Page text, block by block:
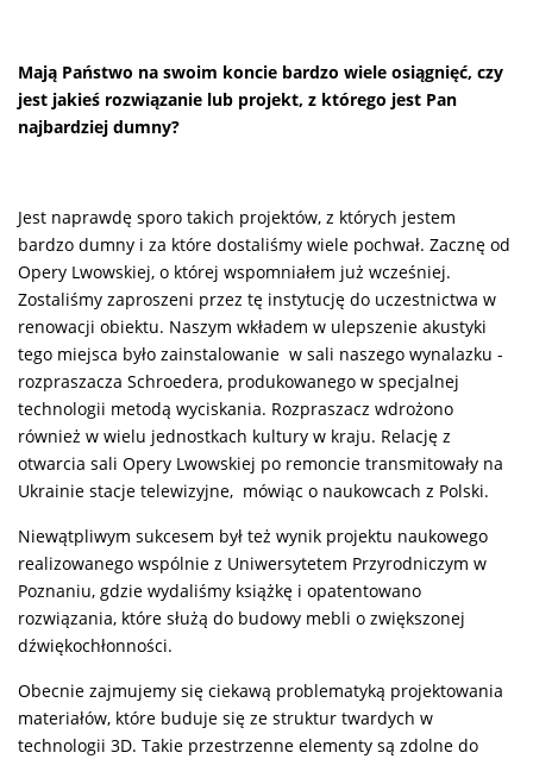
Mają Państwo na swoim koncie bardzo wiele osiągnięć, czy
jest jakieś rozwiązanie lub projekt, z którego jest Pan
najbardziej dumny?
Jest naprawdę sporo takich projektów, z których jestem
bardzo dumny i za które dostaliśmy wiele pochwał. Zacznę od
Opery Lwowskiej, o której wspomniałem już wcześniej.
Zostaliśmy zaproszeni przez tę instytucję do uczestnictwa w
renowacji obiektu. Naszym wkładem w ulepszenie akustyki
tego miejsca było zainstalowanie w sali naszego wynalazku -
rozpraszacza Schroedera, produkowanego w specjalnej
technologii metodą wyciskania. Rozpraszacz wdrożono
również w wielu jednostkach kultury w kraju. Relację z
otwarcia sali Opery Lwowskiej po remoncie transmitowały na
Ukrainie stacje telewizyjne, mówiąc o naukowcach z Polski.
Niewątpliwym sukcesem był też wynik projektu naukowego
realizowanego wspólnie z Uniwersytetem Przyrodniczym w
Poznaniu, gdzie wydaliśmy książkę i opatentowano
rozwiązania, które służą do budowy mebli o zwiększonej
dźwiękochłonności.
Obecnie zajmujemy się ciekawą problematyką projektowania
materiałów, które buduje się ze struktur twardych w
technologii 3D. Takie przestrzenne elementy są zdolne do